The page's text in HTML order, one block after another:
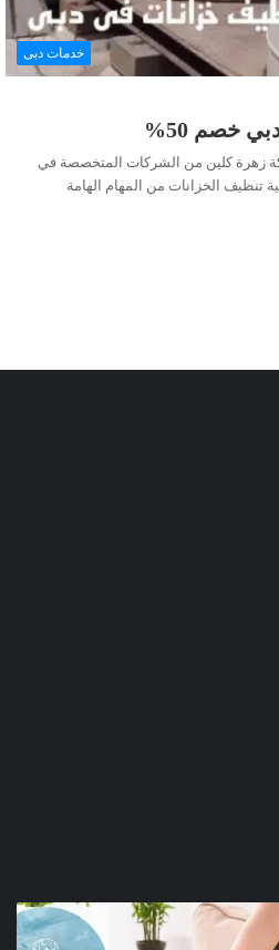
خدمات دبى
خصم 50%
زهرة كلين من الشركات المتخصصة في
تنظيف الخزانات من المهام الهامة